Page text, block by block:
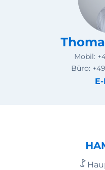
Mobil:
Büro: